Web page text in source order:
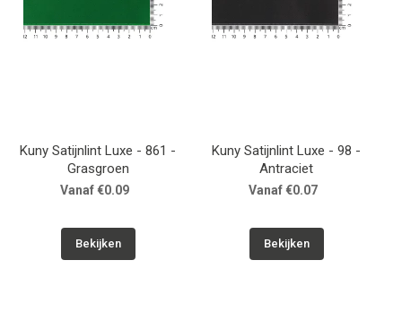
Kuny Satijnlint Luxe - 861 -
Grasgroen
Vanaf €0.09
Bekijken
Kuny Satijnlint Luxe - 98 -
Antraciet
Vanaf €0.07
Bekijken